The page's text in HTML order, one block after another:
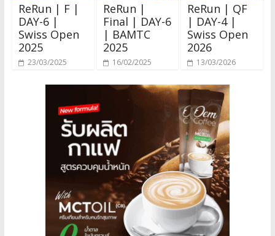
ReRun | F |
DAY-6 |
Swiss Open
2025
23/03/2025
ReRun |
Final | DAY-6
| BAMTC
2025
16/02/2025
ReRun | QF
| DAY-4 |
Swiss Open
2026
13/03/2026